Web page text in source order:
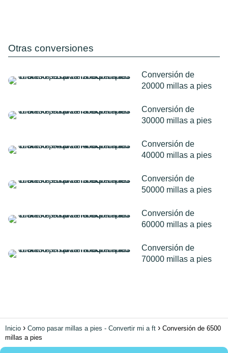
Otras conversiones
Conversión de
20000 millas a pies
Conversión de
30000 millas a pies
Conversión de
40000 millas a pies
Conversión de
50000 millas a pies
Conversión de
60000 millas a pies
Conversión de
70000 millas a pies
Inicio Como pasar millas a pies - Convertir mi a ft
Conversión de 6500
millas a pies